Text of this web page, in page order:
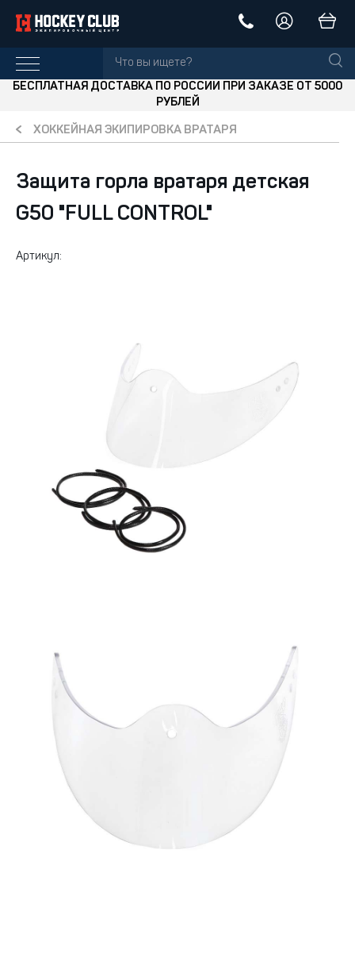
БЕСПЛАТНАЯ ДОСТАВКА ПО РОССИИ ПРИ ЗАКАЗЕ ОТ 5000
РУБЛЕЙ
ХОККЕЙНАЯ ЭКИПИРОВКА ВРАТАРЯ
Защита горла вратаря детская
G50 "FULL CONTROL"
Артикул: